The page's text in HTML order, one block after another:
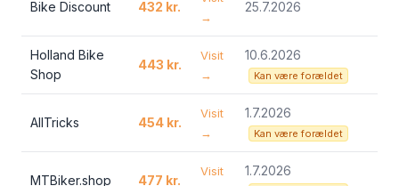
Bike Discount 432 kr.
→
25.7.2026
Holland Bike
Shop
443 kr.
Visit
→
10.6.2026
Kan være forældet
AllTricks 454 kr.
Visit
→
1.7.2026
Kan være forældet
MTBiker.shop 477 kr.
Visit
1.7.2026